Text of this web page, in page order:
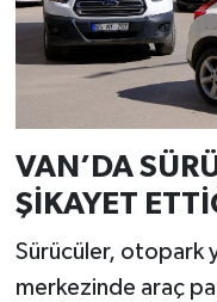
VAN’DA
ŞİKAYET
Sürücüler, otopark
merkezinde araç